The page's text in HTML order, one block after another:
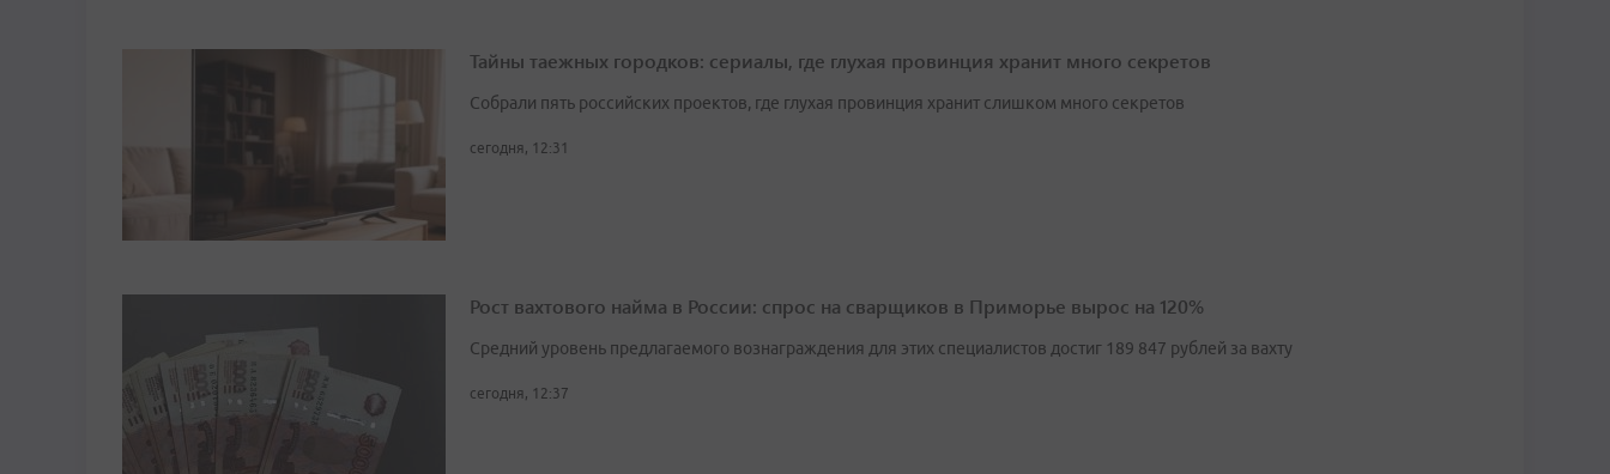
Тайны таежных городков: сериалы, где глухая провинция хранит много секретов
Собрали пять российских проектов, где глухая провинция хранит слишком много секретов
сегодня, 12:31
Рост вахтового найма в России: спрос на сварщиков в Приморье вырос на 120%
Средний уровень предлагаемого вознаграждения для этих специалистов достиг 189 847 рублей за вахту
сегодня, 12:37